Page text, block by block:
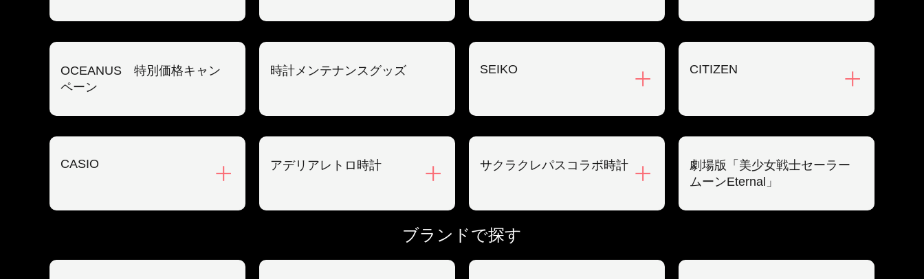
OCEANUS 特別価格キャン
ペーン
時計メンテナンスグッズ SEIKO CITIZEN
CASIO アデリアレトロ時計 サクラクレパスコラボ時計
劇場版「美少女戦士セーラー
ムーンEternal」
ブランドで探す